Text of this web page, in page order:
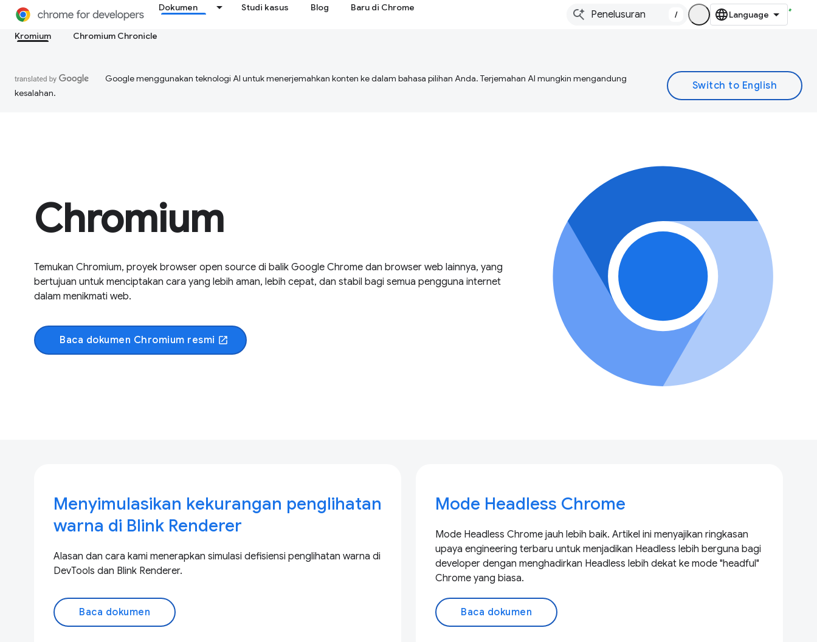
Dokumen Studi kasus Blog Baru di Chrome
/
Kromium
Chromium Chronicle
Google menggunakan teknologi AI untuk menerjemahkan konten ke dalam bahasa pilihan Anda. Terjemahan AI mungkin mengandung
kesalahan.
Chromium
Temukan Chromium, proyek browser open source di balik Google Chrome dan browser web lainnya, yang
bertujuan untuk menciptakan cara yang lebih aman, lebih cepat, dan stabil bagi semua pengguna internet
dalam menikmati web.
Baca dokumen Chromium resmi open_in_new
Menyimulasikan kekurangan penglihatan
warna di Blink Renderer
Alasan dan cara kami menerapkan simulasi defisiensi penglihatan warna di
DevTools dan Blink Renderer.
Baca dokumen
Mode Headless Chrome
Mode Headless Chrome jauh lebih baik. Artikel ini menyajikan ringkasan
upaya engineering terbaru untuk menjadikan Headless lebih berguna bagi
developer dengan menghadirkan Headless lebih dekat ke mode "headful"
Chrome yang biasa.
Baca dokumen